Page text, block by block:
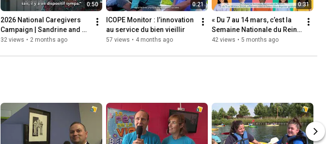
0:50
2026 National Caregivers
Campaign | Sandrine and
Valérie share their stories
32 views • 2 months ago
0:21
ICOPE Monitor : l’innovation
au service du bien vieillir
57 views • 4 months ago
0:31
« Du 7 au 14 mars, c’est la
Semaine Nationale du Rein !
» - Spot 30 secondes
42 views • 5 months ago